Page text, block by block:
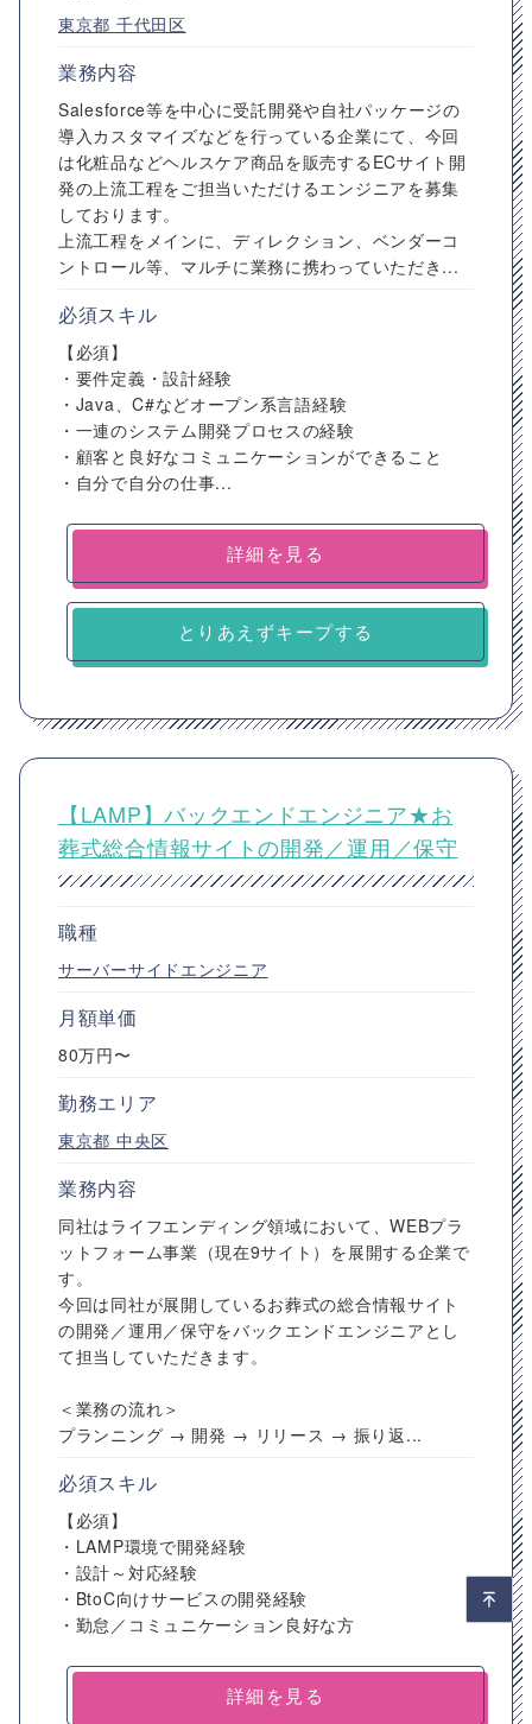
東京都 千代田区
業務内容
Salesforce等を中心に受託開発や自社パッケージの
導入カスタマイズなどを行っている企業にて、今回
は化粧品などヘルスケア商品を販売するECサイト開
発の上流工程をご担当いただけるエンジニアを募集
しております。
上流工程をメインに、ディレクション、ベンダーコ
ントロール等、マルチに業務に携わっていただき...
必須スキル
【必須】
・要件定義・設計経験
・Java、C#などオープン系言語経験
・一連のシステム開発プロセスの経験
・顧客と良好なコミュニケーションができること
・自分で自分の仕事...
詳細を見る
とりあえずキープする
【LAMP】バックエンドエンジニア★お
葬式総合情報サイトの開発／運用／保守
職種
サーバーサイドエンジニア
月額単価
80万円〜
勤務エリア
東京都 中央区
業務内容
同社はライフエンディング領域において、WEBプラ
ットフォーム事業（現在9サイト）を展開する企業で
す。
今回は同社が展開しているお葬式の総合情報サイト
の開発／運用／保守をバックエンドエンジニアとし
て担当していただきます。
＜業務の流れ＞
プランニング → 開発 → リリース → 振り返...
必須スキル
【必須】
・LAMP環境で開発経験
・設計～対応経験
・BtoC向けサービスの開発経験
・勤怠／コミュニケーション良好な方
詳細を見る